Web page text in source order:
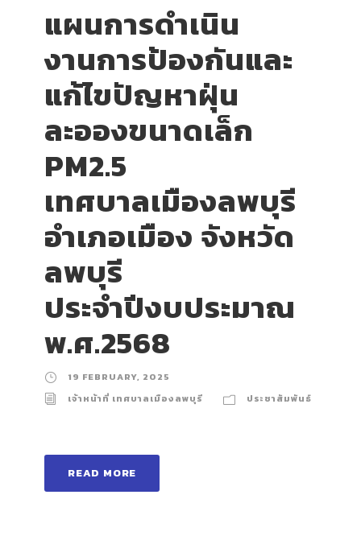
แผนการดำเนิน
งานการป้องกันและ
แก้ไขปัญหาฝุ่น
ละอองขนาดเล็ก
PM2.5
เทศบาลเมืองลพบุรี
อำเภอเมือง จังหวัด
ลพบุรี
ประจำปีงบประมาณ
พ.ศ.2568
19 FEBRUARY, 2025
เจ้าหน้าที่ เทศบาลเมืองลพบุรี
ประชาสัมพันธ์
READ MORE